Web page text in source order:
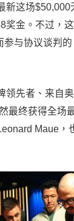
新这场$50,000
奖金。不过，
参与协议谈判
领先者、来自
最终获得全场
Maue，